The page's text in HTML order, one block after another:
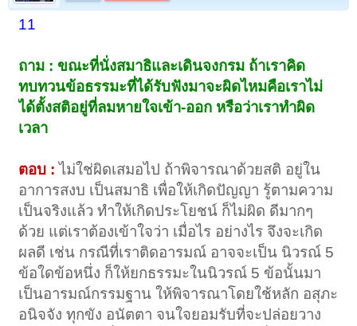
11
ถาม : ขณะที่นั่งสมาธิและเดินจงกรม ถ้าเราคิด
ทบทวนข้อธรรมะที่ได้รับฟังมาจะผิดไหมคือเราไม่
ได้ตั้งสติอยู่ที่ลมหายใจเข้า-ออก หรือว่าเราทำผิด
เวลา
ตอบ :ไม่ใช่ผิดเสมอไป ถ้าพิจารณาด้วยสติ อยู่ใน
อาการสงบ เป็นสมาธิ เพื่อให้เกิดปัญญา รู้ตามความ
เป็นจริงแล้ว ทำให้เกิดประโยชน์ ก็ไม่ผิด ดีมากๆ
ด้วย แต่เราต้องเข้าใจว่า เมื่อไร อย่างไร จึงจะเกิด
ผลดี เช่น กรณีที่เราติดอารมณ์ อาจจะเป็น นิวรณ์ 5
ข้อใดข้อหนึ่ง ก็ให้ยกธรรมะในนิวรณ์ 5 ข้อนั้นมา
เป็นอารมณ์กรรมฐาน ให้พิจารณาโดยใช้หลัก อสุภะ
อนิจจัง ทุกขัง อนัตตา จนใจยอมรับที่จะปล่อยวาง